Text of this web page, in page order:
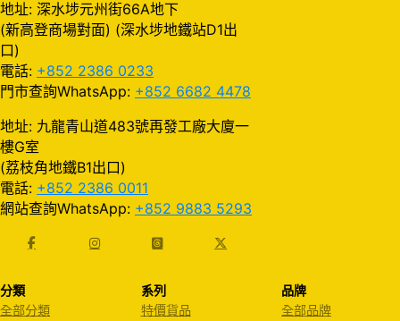
地址: 深水埗元州街66A地下
(新高登商場對面) (深水埗地鐵站D1出
口)
電話: +852 2386 0233
門市查詢WhatsApp: +852 6682 4478
地址: 九龍青山道483號再發工廠大廈一
樓G室
(荔枝角地鐵B1出口)
電話: +852 2386 0011
網站查詢WhatsApp: +852 9883 5293
分類
全部分類
系列
特價貨品
品牌
全部品牌